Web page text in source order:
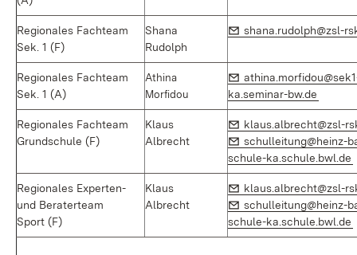
Regionales Fachteam
Sek. 1 (F)
Shana
Rudolph
E-Mail:
shana.rudolph@zsl-
Regionales Fachteam
Sek. 1 (A)
Athina
Morfidou
E-Mail:
ka.seminar-bw.de
Regionales Fachteam
Grundschule (F)
Klaus
Albrecht
E-Mail:
klaus.albrecht@zsl-
E-Mail:
schulleitung@heinz-
schule-ka.schule.bwl.de
Regionales Experten-
und Beraterteam
Sport (F)
Klaus
Albrecht
E-Mail:
klaus.albrecht@zsl-
E-Mail:
schulleitung@heinz-
schule-ka.schule.bwl.de